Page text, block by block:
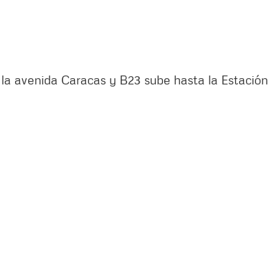
avenida Caracas y B23 sube hasta la Estación